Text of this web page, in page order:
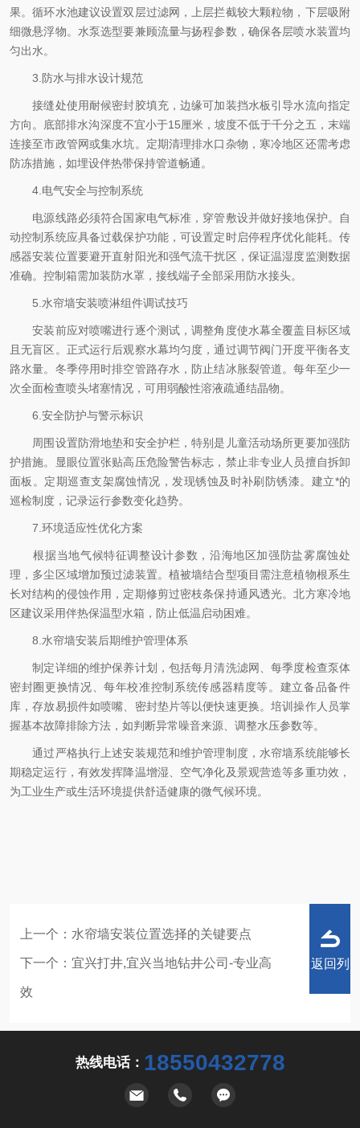
果。循环水池建议设置双层过滤网，上层拦截较大颗粒物，下层吸附
细微悬浮物。水泵选型要兼顾流量与扬程参数，确保各层喷水装置均
匀出水。
3.防水与排水设计规范
接缝处使用耐候密封胶填充，边缘可加装挡水板引导水流向指定
方向。底部排水沟深度不宜小于15厘米，坡度不低于千分之五，末端
连接至市政管网或集水坑。定期清理排水口杂物，寒冷地区还需考虑
防冻措施，如埋设伴热带保持管道畅通。
4.电气安全与控制系统
电源线路必须符合国家电气标准，穿管敷设并做好接地保护。自
动控制系统应具备过载保护功能，可设置定时启停程序优化能耗。传
感器安装位置要避开直射阳光和强气流干扰区，保证温湿度监测数据
准确。控制箱需加装防水罩，接线端子全部采用防水接头。
5.水帘墙安装喷淋组件调试技巧
安装前应对喷嘴进行逐个测试，调整角度使水幕全覆盖目标区域
且无盲区。正式运行后观察水幕均匀度，通过调节阀门开度平衡各支
路水量。冬季停用时排空管路存水，防止结冰胀裂管道。每年至少一
次全面检查喷头堵塞情况，可用弱酸性溶液疏通结晶物。
6.安全防护与警示标识
周围设置防滑地垫和安全护栏，特别是儿童活动场所更要加强防
护措施。显眼位置张贴高压危险警告标志，禁止非专业人员擅自拆卸
面板。定期巡查支架腐蚀情况，发现锈蚀及时补刷防锈漆。建立*的
巡检制度，记录运行参数变化趋势。
7.环境适应性优化方案
根据当地气候特征调整设计参数，沿海地区加强防盐雾腐蚀处
理，多尘区域增加预过滤装置。植被墙结合型项目需注意植物根系生
长对结构的侵蚀作用，定期修剪过密枝条保持通风透光。北方寒冷地
区建议采用伴热保温型水箱，防止低温启动困难。
8.水帘墙安装后期维护管理体系
制定详细的维护保养计划，包括每月清洗滤网、每季度检查泵体
密封圈更换情况、每年校准控制系统传感器精度等。建立备品备件
库，存放易损件如喷嘴、密封垫片等以便快速更换。培训操作人员掌
握基本故障排除方法，如判断异常噪音来源、调整水压参数等。
通过严格执行上述安装规范和维护管理制度，水帘墙系统能够长
期稳定运行，有效发挥降温增湿、空气净化及景观营造等多重功效，
为工业生产或生活环境提供舒适健康的微气候环境。
上一个： 水帘墙安装位置选择的关键要点
下一个： 宜兴打井,宜兴当地钻井公司-专业高
效
返回列
热线电话： 18550432778